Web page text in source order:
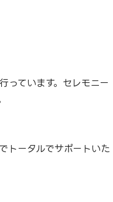
っています。セレモニー
トータルでサポートいた